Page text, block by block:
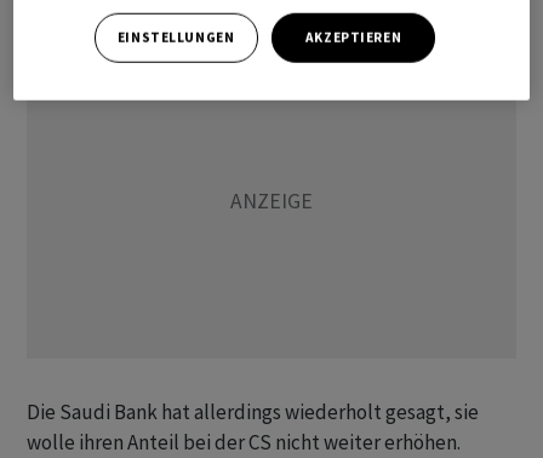
Die Saudi Bank hat allerdings wiederholt gesagt, sie
wolle ihren Anteil bei der CS nicht weiter erhöhen.
EINSTELLUNGEN AKZEPTIEREN